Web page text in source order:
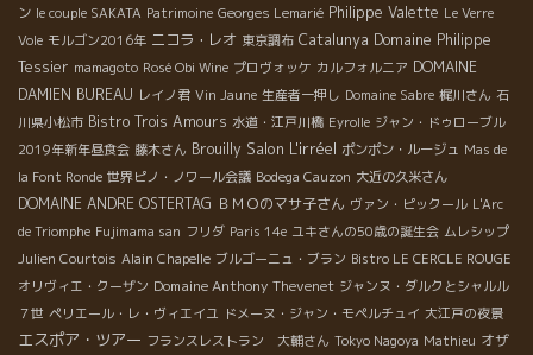
ン le couple SAKATA Patrimoine Georges Lemarié Philippe Valette Le Verre
Vole モルゴン2016年 ニコラ・レオ 東京調布 Catalunya Domaine Philippe
Tessier mamagoto Rosé Obi Wine プロヴォッケ カルフォルニア DOMAINE
DAMIEN BUREAU レイノ君 Vin Jaune 生産者一押し Domaine Sabre 梶川さん 石
川県小松市 Bistro Trois Amours 水道・江戸川橋 Eyrolle ジャン・ドゥローブル
2019年新年昼食会 藤木さん Brouilly Salon L'irréel ポンポン・ルージュ Mas de
la Font Ronde 世界ピノ・ノワール会議 Bodega Cauzon 大近の久米さん
DOMAINE ANDRE OSTERTAG ＢＭＯのマサ子さん ヴァン・ピックール L'Arc
de Triomphe Fujimama san フリダ Paris 14e ユキさんの50歳の誕生会 ムレシップ
Julien Courtois Alain Chapelle ブルゴーニュ・ブラン Bistro LE CERCLE ROUGE
オリヴィエ・クーザン Domaine Anthony Thevenet ジャンヌ・ダルクとシャルル
７世 ペリエール・レ・ヴィエイユ ドメーヌ・ジャン・モペルチュイ 大江戸の夜景
エスポア・ツアー フランスレストラン 大輔さん Tokyo Nagoya Mathieu オザ